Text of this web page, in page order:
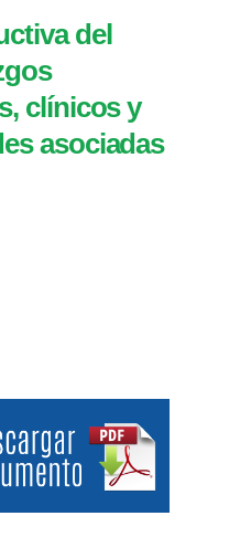
del
clínicos y
asociadas